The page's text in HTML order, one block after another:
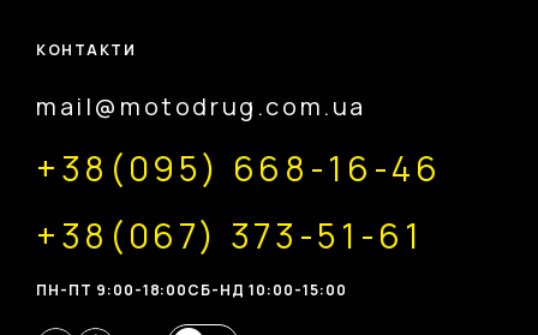
КОНТАКТИ
mail@motodrug.com.ua
+38(095) 668-16-46
+38(067) 373-51-61
ПН-ПТ 9:00-18:00CБ-НД 10:00-15:00